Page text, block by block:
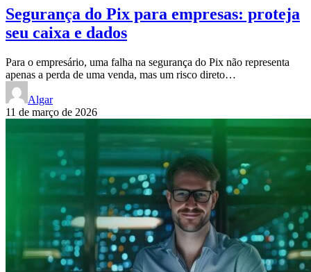
Segurança do Pix para empresas: proteja
seu caixa e dados
Para o empresário, uma falha na segurança do Pix não representa
apenas a perda de uma venda, mas um risco direto…
Algar
11 de março de 2026